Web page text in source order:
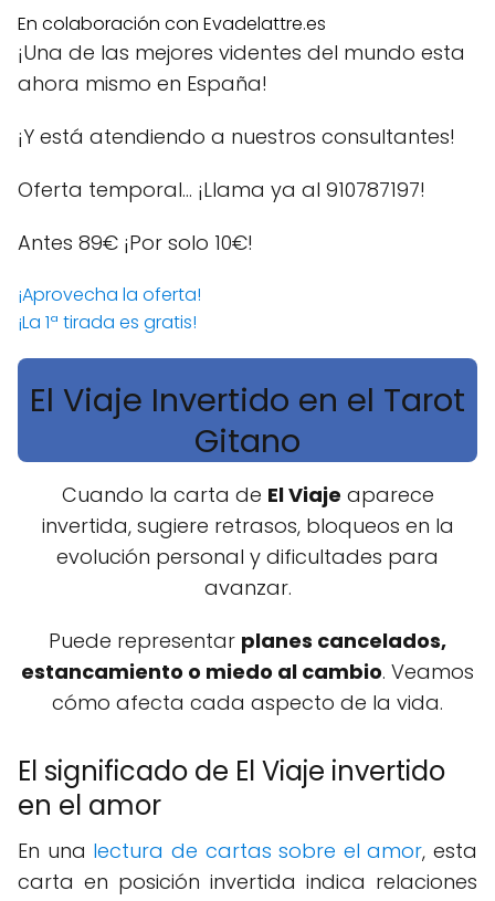
En colaboración con Evadelattre.es
¡Una de las mejores videntes del mundo esta
ahora mismo en España!
¡Y está atendiendo a nuestros consultantes!
Oferta temporal… ¡Llama ya al 910787197!
Antes 89€ ¡Por solo 10€!
¡Aprovecha la oferta!
¡La 1ª tirada es gratis!
El Viaje Invertido en el Tarot
Gitano
Cuando la carta de El Viaje aparece
invertida, sugiere retrasos, bloqueos en la
evolución personal y dificultades para
avanzar.
Puede representar planes cancelados,
estancamiento o miedo al cambio. Veamos
cómo afecta cada aspecto de la vida.
El significado de El Viaje invertido
en el amor
En una lectura de cartas sobre el amor, esta
carta en posición invertida indica relaciones